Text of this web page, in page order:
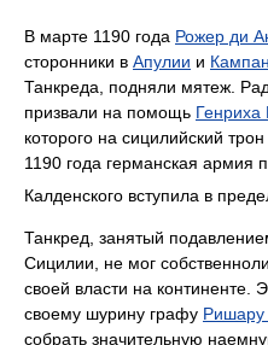
В марте 1190 года Рожер ди
сторонники в Апулии и
Танкреда, подняли мятеж.
призвали на помощь Генриха
которого на сицилийский
1190 года германская армия
Калденского вступила в
Танкред, занятый
Сицилии, не мог
своей власти на континенте.
своему шурину графу Ришару
собрать значительную